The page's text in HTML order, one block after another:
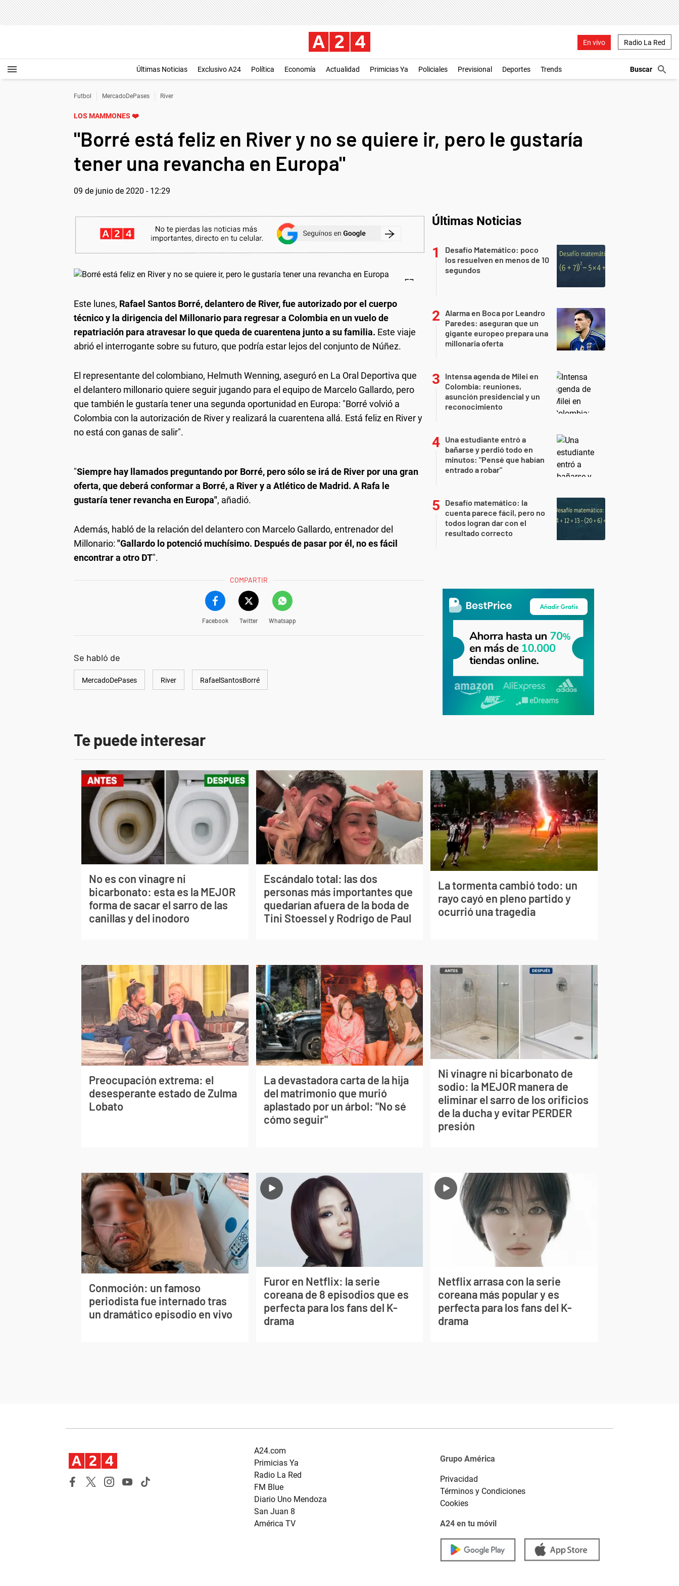
En vivo Radio La Red
Últimas Noticias Exclusivo A24 Política Economía Actualidad Primicias Ya Policiales Previsional Deportes Trends
Futbol MercadoDePases River
LOS MAMMONES ❤️
"Borré está feliz en River y no se quiere ir, pero le gustaría
tener una revancha en Europa"
09 de junio de 2020 - 12:29
Este lunes, Rafael Santos Borré, delantero de River, fue autorizado por el cuerpo
técnico y la dirigencia del Millonario para regresar a Colombia en un vuelo de
repatriación para atravesar lo que queda de cuarentena junto a su familia. Este viaje
abrió el interrogante sobre su futuro, que podría estar lejos del conjunto de Núñez.
El representante del colombiano, Helmuth Wenning, aseguró en La Oral Deportiva que
el delantero millonario quiere seguir jugando para el equipo de Marcelo Gallardo, pero
que también le gustaría tener una segunda oportunidad en Europa: "Borré volvió a
Colombia con la autorización de River y realizará la cuarentena allá. Está feliz en River y
no está con ganas de salir".
"Siempre hay llamados preguntando por Borré, pero sólo se irá de River por una gran
oferta, que deberá conformar a Borré, a River y a Atlético de Madrid. A Rafa le
gustaría tener revancha en Europa", añadió.
Además, habló de la relación del delantero con Marcelo Gallardo, entrenador del
Millonario: "Gallardo lo potenció muchísimo. Después de pasar por él, no es fácil
encontrar a otro DT".
COMPARTIR
Facebook Twitter Whatsapp
Se habló de
MercadoDePases River RafaelSantosBorré
Últimas Noticias
Desafío Matemático: poco
los resuelven en menos de 10
segundos
Alarma en Boca por Leandro
Paredes: aseguran que un
gigante europeo prepara una
millonaria oferta
Intensa agenda de Milei en
Colombia: reuniones,
asunción presidencial y un
reconocimiento
Una estudiante entró a
bañarse y perdió todo en
minutos: "Pensé que habían
entrado a robar"
Desafío matemático: la
cuenta parece fácil, pero no
todos logran dar con el
resultado correcto
Te puede interesar
No es con vinagre ni
bicarbonato: esta es la MEJOR
forma de sacar el sarro de las
canillas y del inodoro
Escándalo total: las dos
personas más importantes que
quedarían afuera de la boda de
Tini Stoessel y Rodrigo de Paul
La tormenta cambió todo: un
rayo cayó en pleno partido y
ocurrió una tragedia
Preocupación extrema: el
desesperante estado de Zulma
Lobato
La devastadora carta de la hija
del matrimonio que murió
aplastado por un árbol: "No sé
cómo seguir"
Ni vinagre ni bicarbonato de
sodio: la MEJOR manera de
eliminar el sarro de los orificios
de la ducha y evitar PERDER
presión
Conmoción: un famoso
periodista fue internado tras
un dramático episodio en vivo
Furor en Netflix: la serie
coreana de 8 episodios que es
perfecta para los fans del K-
drama
Netflix arrasa con la serie
coreana más popular y es
perfecta para los fans del K-
drama
A24.com
Primicias Ya
Radio La Red
FM Blue
Diario Uno Mendoza
San Juan 8
América TV
Grupo América
Privacidad
Términos y Condiciones
Cookies
A24 en tu móvil